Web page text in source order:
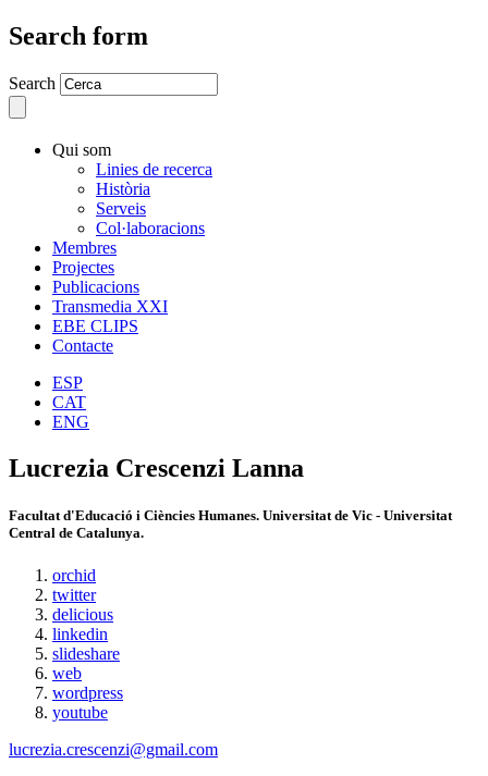
Search form
Search
Qui som
Linies de recerca
Història
Serveis
Col·laboracions
Membres
Projectes
Publicacions
Transmedia XXI
EBE CLIPS
Contacte
ESP
CAT
ENG
Lucrezia Crescenzi Lanna
Facultat d'Educació i Ciències Humanes. Universitat de Vic - Universitat
Central de Catalunya.
orchid
twitter
delicious
linkedin
slideshare
web
wordpress
youtube
lucrezia.crescenzi@gmail.com